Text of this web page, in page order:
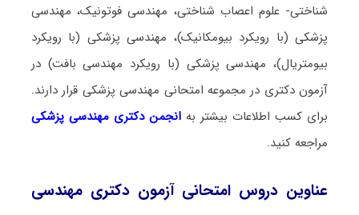
شناختی- علوم اعصاب شناختی، مهندسی فوتونیک، مهندسی
پزشکی (با رویکرد بیومکانیک)، مهندسی پزشکی (با رویکرد
بیومتریال)، مهندسی پزشکی (با رویکرد مهندسی بافت) در
آزمون دکتری در مجموعه امتحانی مهندسی پزشکی قرار دارند.
برای کسب اطلاعات بیشتر به انجمن دکتری مهندسی پزشکی
مراجعه کنید.
عناوین دروس امتحانی آزمون دکتری مهندسی